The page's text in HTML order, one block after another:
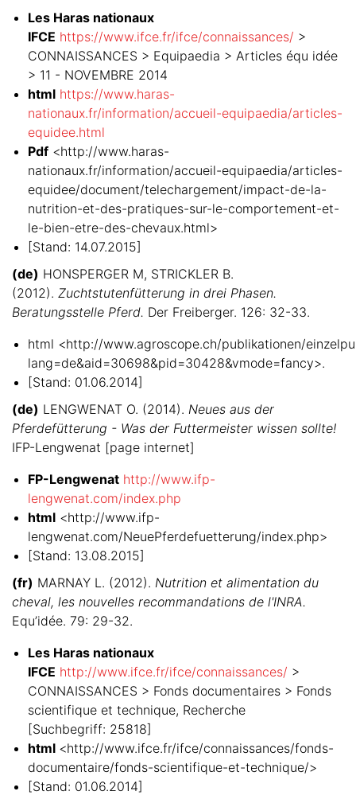
Les Haras nationaux
IFCE https://www.ifce.fr/ifce/connaissances/ >
CONNAISSANCES > Equipaedia > Articles équ idée
> 11 - NOVEMBRE 2014
html https://www.haras-
nationaux.fr/information/accueil-equipaedia/articles-
equidee.html
Pdf <http://www.haras-
nationaux.fr/information/accueil-equipaedia/articles-
equidee/document/telechargement/impact-de-la-
nutrition-et-des-pratiques-sur-le-comportement-et-
le-bien-etre-des-chevaux.html>
[Stand: 14.07.2015]
(de) HONSPERGER M, STRICKLER B.
(2012). Zuchtstutenfütterung in drei Phasen.
Beratungsstelle Pferd. Der Freiberger. 126: 32-33.
html <http://www.agroscope.ch/publikationen/
lang=de&aid=30698&pid=30428&vmode=fancy>.
[Stand: 01.06.2014]
(de) LENGWENAT O. (2014). Neues aus der
Pferdefütterung - Was der Futtermeister wissen sollte!
IFP-Lengwenat [page internet]
FP-Lengwenat http://www.ifp-
lengwenat.com/index.php
html <http://www.ifp-
lengwenat.com/NeuePferdefuetterung/index.php>
[Stand: 13.08.2015]
(fr) MARNAY L. (2012). Nutrition et alimentation du
cheval, les nouvelles recommandations de l'INRA.
Equ’idée. 79: 29-32.
Les Haras nationaux
IFCE http://www.ifce.fr/ifce/connaissances/ >
CONNAISSANCES > Fonds documentaires > Fonds
scientifique et technique, Recherche
[Suchbegriff: 25818]
html <http://www.ifce.fr/ifce/connaissances/fonds-
documentaire/fonds-scientifique-et-technique/>
[Stand: 01.06.2014]